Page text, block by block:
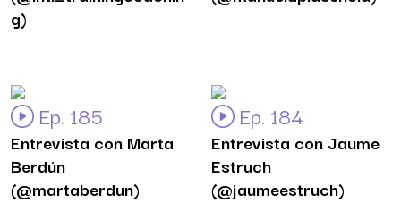
g)
Ep. 185
Entrevista con Marta
Berdún
(@martaberdun)
Ep. 184
Entrevista con Jaume
Estruch
(@jaumeestruch)